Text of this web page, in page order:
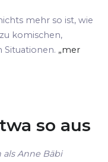
mehr so ist, wie
komischen,
Situationen. „mer
so aus
Anne Bäbi